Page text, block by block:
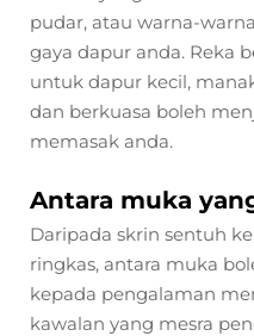
pudar, atau warna-
gaya dapur anda. Reka
untuk dapur kecil,
dan berkuasa boleh
memasak anda.
Antara muka
Daripada skrin sentuh
ringkas, antara muka
kepada pengalaman
kawalan yang mesra